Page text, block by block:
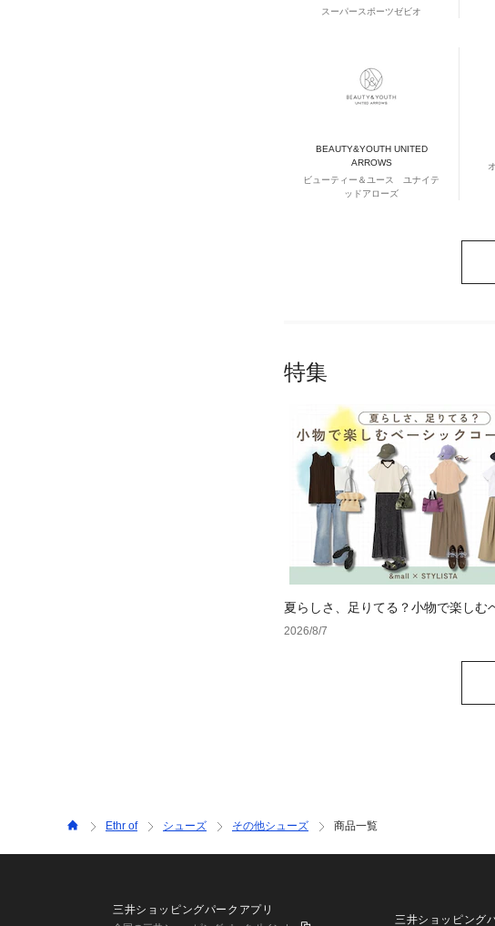
スーパースポーツゼビオ
BEAUTY&YOUTH UNITED
ARROWS
ビューティー＆ユース ユナイテ
ッドアローズ
特集
夏らしさ、足りてる？小物で楽しむ
ーデ4選
2026/8/7
Ethr of シューズ その他シューズ 商品一覧
三井ショッピングパークアプリ
三井ショッピング